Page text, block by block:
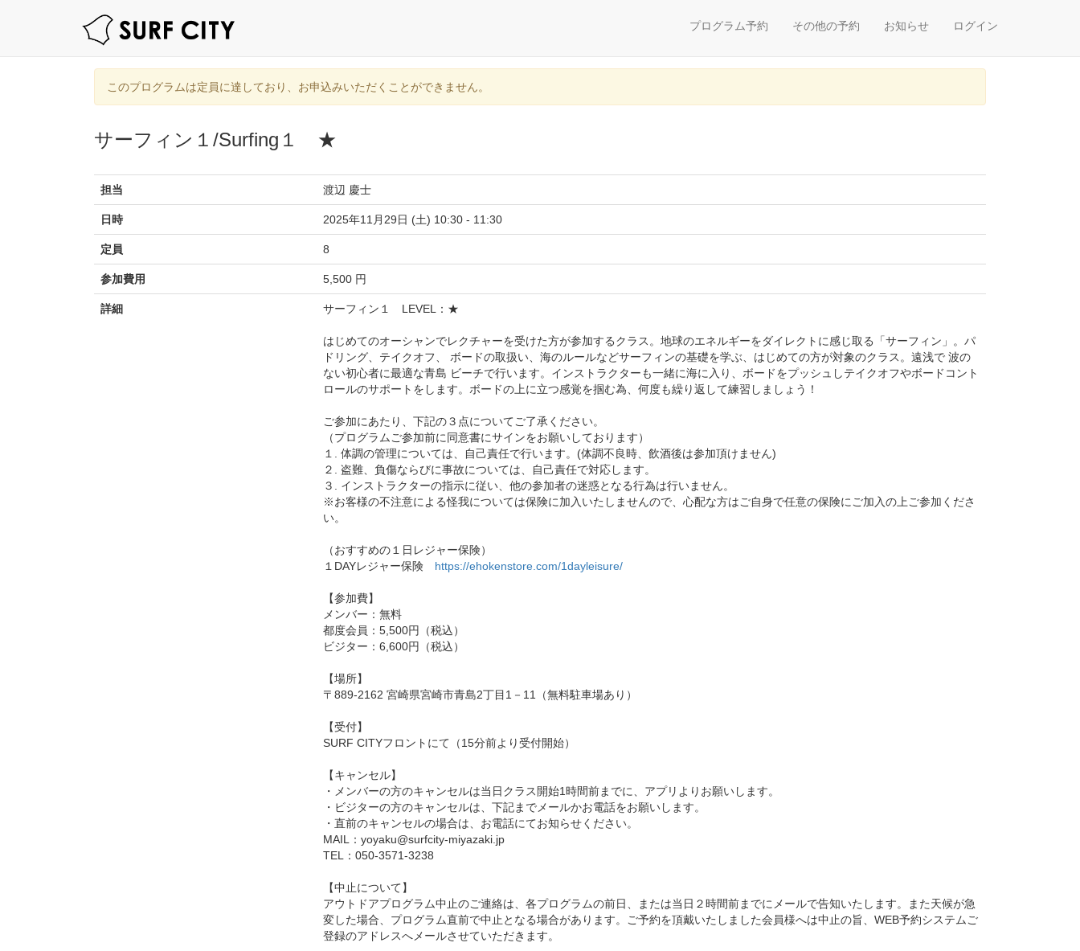
プログラム予約 その他の予約 お知らせ ログイン
このプログラムは定員に達しており、お申込みいただくことができません。
サーフィン１/Surfing１ ★
担当 渡辺 慶士
日時 2025年11月29日 (土) 10:30 - 11:30
定員 8
参加費用 5,500 円
詳細 サーフィン１ LEVEL：★
はじめてのオーシャンでレクチャーを受けた方が参加するクラス。地球のエネルギーをダイレクトに感じ取る「サーフィン」。パ
ドリング、テイクオフ、 ボードの取扱い、海のルールなどサーフィンの基礎を学ぶ、はじめての方が対象のクラス。遠浅で 波の
ない初心者に最適な青島 ビーチで行います。インストラクターも一緒に海に入り、ボードをプッシュしテイクオフやボードコント
ロールのサポートをします。ボードの上に立つ感覚を掴む為、何度も繰り返して練習しましょう！
ご参加にあたり、下記の３点についてご了承ください。
（プログラムご参加前に同意書にサインをお願いしております）
１. 体調の管理については、自己責任で行います。(体調不良時、飲酒後は参加頂けません)
２. 盗難、負傷ならびに事故については、自己責任で対応します。
３. インストラクターの指示に従い、他の参加者の迷惑となる行為は行いません。
※お客様の不注意による怪我については保険に加入いたしませんので、心配な方はご自身で任意の保険にご加入の上ご参加くださ
い。
（おすすめの１日レジャー保険）
１DAYレジャー保険 https://ehokenstore.com/1dayleisure/
【参加費】
メンバー：無料
都度会員：5,500円（税込）
ビジター：6,600円（税込）
【場所】
〒889-2162 宮崎県宮崎市青島2丁目1－11（無料駐車場あり）
【受付】
SURF CITYフロントにて（15分前より受付開始）
【キャンセル】
・メンバーの方のキャンセルは当日クラス開始1時間前までに、アプリよりお願いします。
・ビジターの方のキャンセルは、下記までメールかお電話をお願いします。
・直前のキャンセルの場合は、お電話にてお知らせください。
MAIL：yoyaku@surfcity-miyazaki.jp
TEL：050-3571-3238
【中止について】
アウトドアプログラム中止のご連絡は、各プログラムの前日、または当日２時間前までにメールで告知いたします。また天候が急
変した場合、プログラム直前で中止となる場合があります。ご予約を頂戴いたしました会員様へは中止の旨、WEB予約システムご
登録のアドレスへメールさせていただきます。